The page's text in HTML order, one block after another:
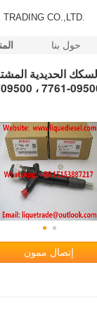
TRADING CO.,LTD.
حول بنا
إتصال ممون